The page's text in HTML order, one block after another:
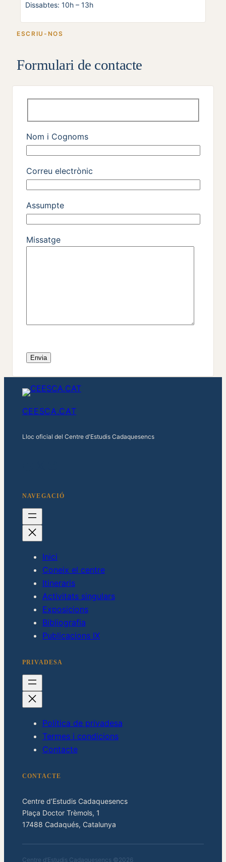
Dissabtes: 10h – 13h
ESCRIU-NOS
Formulari de contacte
Nom i Cognoms
Correu electrònic
Assumpte
Missatge
CEESCA.CAT
Lloc oficial del Centre d'Estudis Cadaquesencs
NAVEGACIÓ
Inici
Coneix el centre
Itineraris
Activitats singulars
Exposicions
Bibliografia
Publicacions IX
PRIVADESA
Política de privadesa
Termes i condicions
Contacte
CONTACTE
Centre d’Estudis Cadaquesencs
Plaça Doctor Trèmols, 1
17488 Cadaqués, Catalunya
Centre d’Estudis Cadaquesencs ©2026